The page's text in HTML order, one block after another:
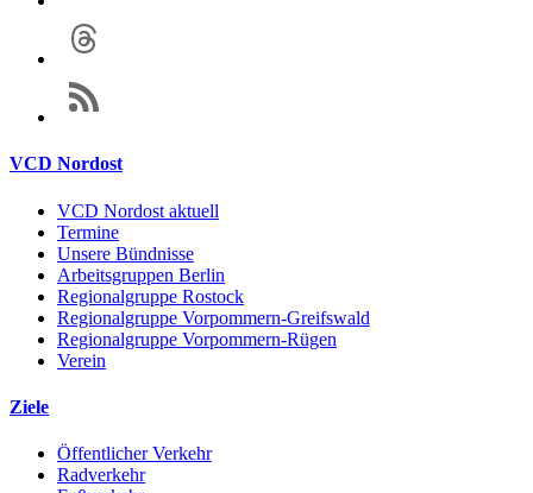
VCD Nordost
VCD Nordost aktuell
Termine
Unsere Bündnisse
Arbeitsgruppen Berlin
Regionalgruppe Rostock
Regionalgruppe Vorpommern-Greifswald
Regionalgruppe Vorpommern-Rügen
Verein
Ziele
Öffentlicher Verkehr
Radverkehr